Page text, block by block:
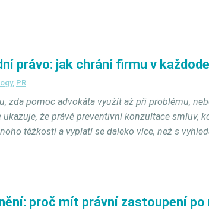
právo: jak chrání firmu v
, PR
zda pomoc advokáta využít až při problému,
že právě preventivní konzultace smluv,
těžkostí a vyplatí se daleko více, než s
proč mít právní zastoupení po